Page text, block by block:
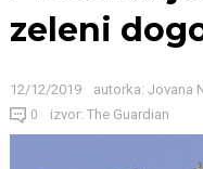
zeleni
12/12/2019 autorka: Jovana
0 izvor: The Guardian